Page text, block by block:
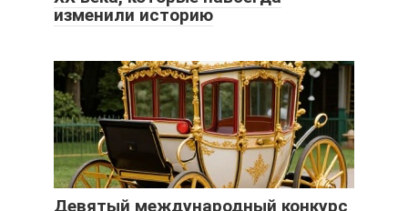
изменили историю
Девятый международный конкурс